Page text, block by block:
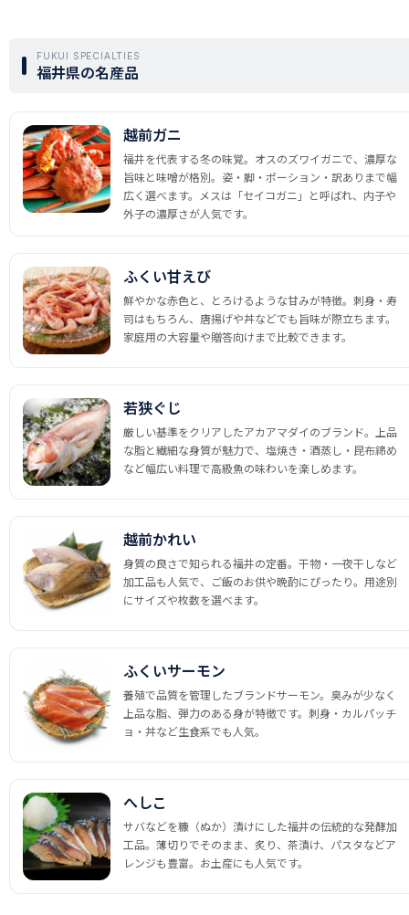
FUKUI SPECIALTIES
福井県の名産品
越前ガニ
福井を代表する冬の味覚。オスのズワイガニで、濃厚な
旨味と味噌が格別。姿・脚・ポーション・訳ありまで幅
広く選べます。メスは「セイコガニ」と呼ばれ、内子や
外子の濃厚さが人気です。
ふくい甘えび
鮮やかな赤色と、とろけるような甘みが特徴。刺身・寿
司はもちろん、唐揚げや丼などでも旨味が際立ちます。
家庭用の大容量や贈答向けまで比較できます。
若狭ぐじ
厳しい基準をクリアしたアカアマダイのブランド。上品
な脂と繊細な身質が魅力で、塩焼き・酒蒸し・昆布締め
など幅広い料理で高級魚の味わいを楽しめます。
越前かれい
身質の良さで知られる福井の定番。干物・一夜干しなど
加工品も人気で、ご飯のお供や晩酌にぴったり。用途別
にサイズや枚数を選べます。
ふくいサーモン
養殖で品質を管理したブランドサーモン。臭みが少なく
上品な脂、弾力のある身が特徴です。刺身・カルパッチ
ョ・丼など生食系でも人気。
へしこ
サバなどを糠（ぬか）漬けにした福井の伝統的な発酵加
工品。薄切りでそのまま、炙り、茶漬け、パスタなどア
レンジも豊富。お土産にも人気です。